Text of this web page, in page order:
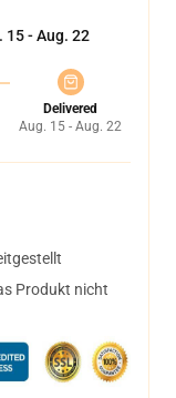
15 - Aug. 22
Delivered
Aug. 15 - Aug. 22
Produkt nicht